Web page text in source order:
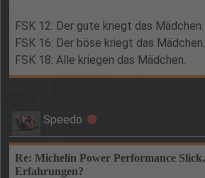
FSK 12: Der gute kriegt das Mädchen.
FSK 16: Der böse kriegt das Mädchen.
FSK 18: Alle kriegen das Mädchen.
Speedo Offline
Re: Michelin Power Performance Slick,
Erfahrungen?